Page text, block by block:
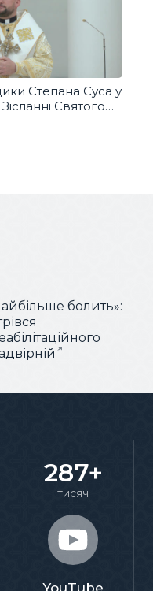
Степана Суса у
Святого
болить»:
287+
тисяч
YouTube